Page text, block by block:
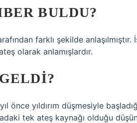
BULDU?
farklı şekilde
olarak anlamışlardır.
önce yıldırım düşmesiyle
tek ateş kaynağı olduğu